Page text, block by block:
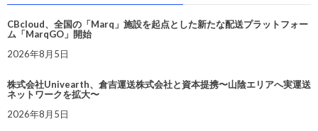
CBcloud、全国の「Marq」施設を起点とした新たな配送プラットフォー
ム「MarqGO」開始
2026年8月5日
株式会社Univearth、倉吉運送株式会社と資本提携〜山陰エリアへ実運送
ネットワークを拡大〜
2026年8月5日